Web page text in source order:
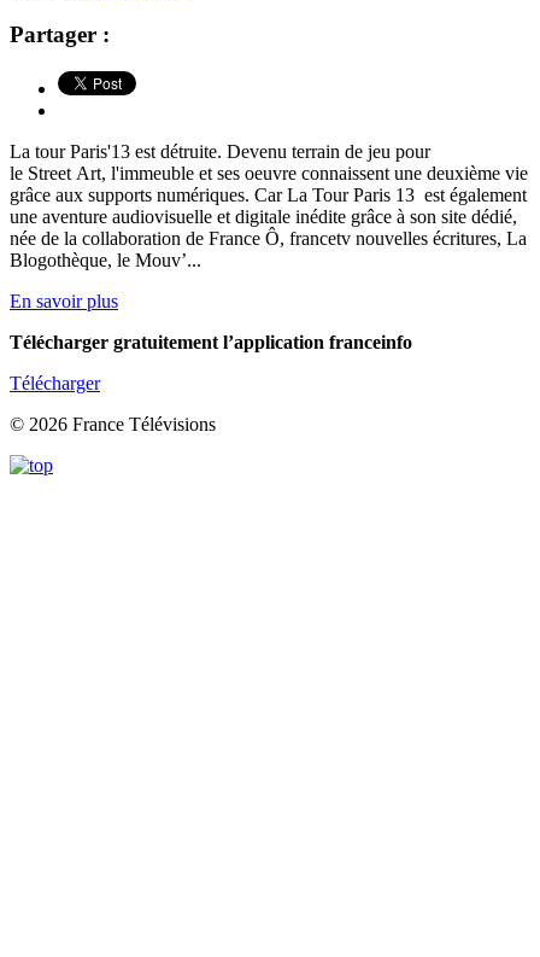
Partager :
La tour Paris'13 est détruite. Devenu terrain de jeu pour
le Street Art, l'immeuble et ses oeuvre connaissent une deuxième vie
grâce aux supports numériques. Car La Tour Paris 13 est également
une aventure audiovisuelle et digitale inédite grâce à son site dédié,
née de la collaboration de France Ô, francetv nouvelles écritures, La
Blogothèque, le Mouv’...
En savoir plus
Télécharger gratuitement l’application franceinfo
Télécharger
© 2026 France Télévisions